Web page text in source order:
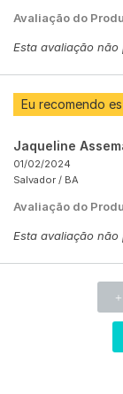
Avaliação do
Esta avaliação não
Eu recomendo
Jaqueline
01/02/2024
Salvador / BA
Avaliação do
Esta avaliação não
+